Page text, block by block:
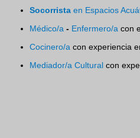
Socorrista en Espacios
Médico/a - Enfermero/a con
Cocinero/a con experiencia
Mediador/a Cultural con